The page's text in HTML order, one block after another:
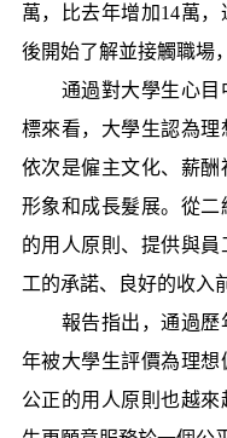
萬，比去年增加14萬
後開始了解並接觸職場
通過對大學生心目
標來看，大學生認為
依次是僱主文化、薪
形象和成長髮展。從
的用人原則、提供與
工的承諾、良好的收入
報告指出，通過歷
年被大學生評價為理
公正的用人原則也越